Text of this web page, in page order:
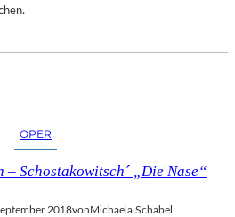
OPER
Schostakowitsch´ „Die Nase“
2018von Michaela Schabel